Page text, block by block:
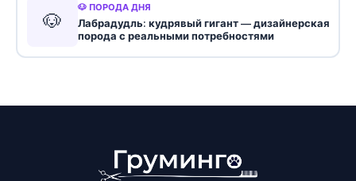
🐶
🐶 ПОРОДА ДНЯ
Лабрадудль: кудрявый гигант — дизайнерская
порода с реальными потребностями